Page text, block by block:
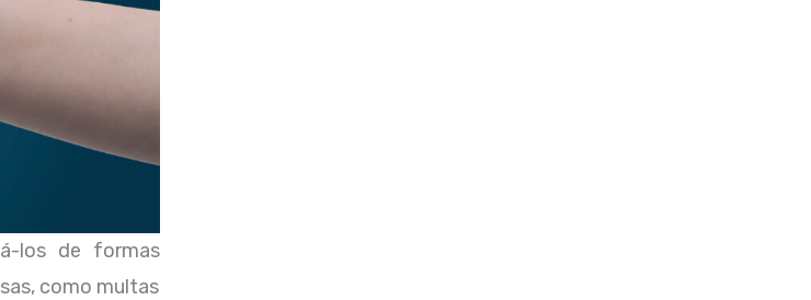
los de formas
como multas